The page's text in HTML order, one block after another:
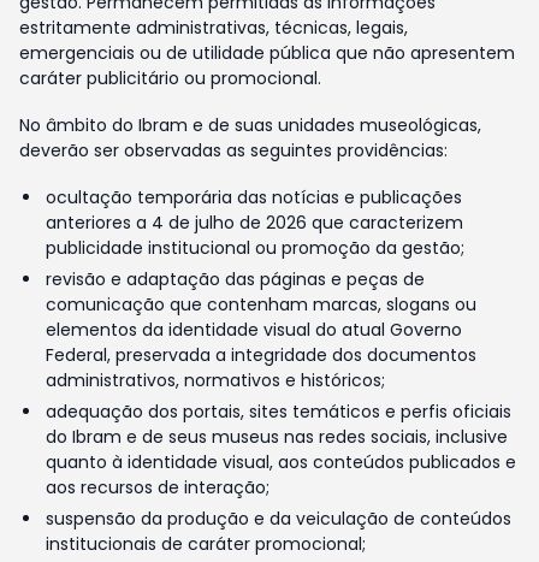
estritamente administrativas, técnicas, legais,
emergenciais ou de utilidade pública que não apresentem
caráter publicitário ou promocional.
No âmbito do Ibram e de suas unidades museológicas,
deverão ser observadas as seguintes providências:
ocultação temporária das notícias e publicações
anteriores a 4 de julho de 2026 que caracterizem
publicidade institucional ou promoção da gestão;
revisão e adaptação das páginas e peças de
comunicação que contenham marcas, slogans ou
elementos da identidade visual do atual Governo
Federal, preservada a integridade dos documentos
administrativos, normativos e históricos;
adequação dos portais, sites temáticos e perfis oficiais
do Ibram e de seus museus nas redes sociais, inclusive
quanto à identidade visual, aos conteúdos publicados e
aos recursos de interação;
suspensão da produção e da veiculação de conteúdos
institucionais de caráter promocional;